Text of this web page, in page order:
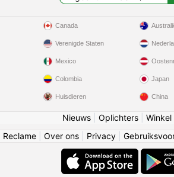
Canada
Verenigde Staten
Mexico
Colombia
Huisdieren
Japan
China
Nieuws| Oplichters| Winkel|
Reclame Over ons Privacy